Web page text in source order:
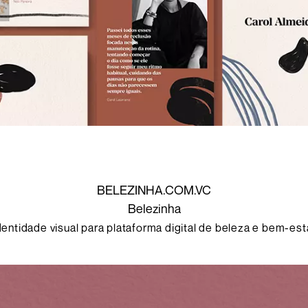
BELEZINHA.COM.VC
Belezinha
visual para plataforma digital de beleza e bem-